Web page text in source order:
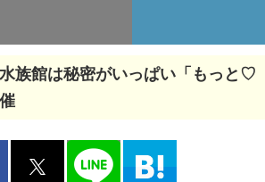
族館は秘密がいっぱい「もっと♡